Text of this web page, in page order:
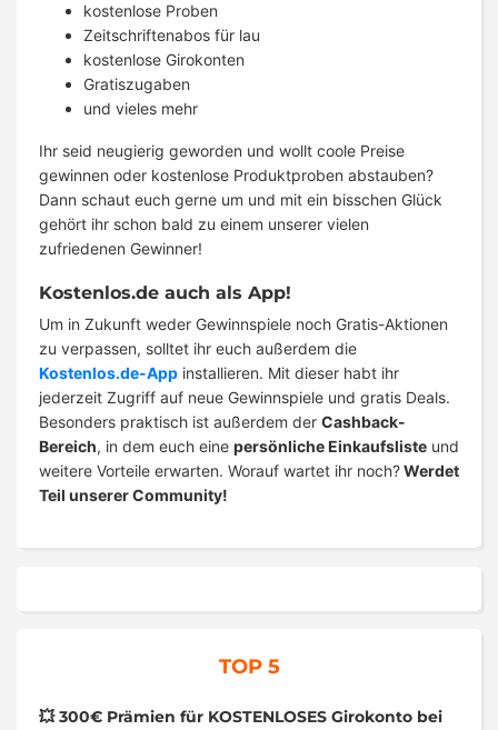
kostenlose Proben
Zeitschriftenabos für lau
kostenlose Girokonten
Gratiszugaben
und vieles mehr
Ihr seid neugierig geworden und wollt coole Preise
gewinnen oder kostenlose Produktproben abstauben?
Dann schaut euch gerne um und mit ein bisschen Glück
gehört ihr schon bald zu einem unserer vielen
zufriedenen Gewinner!
Kostenlos.de auch als App!
Um in Zukunft weder Gewinnspiele noch Gratis-Aktionen
zu verpassen, solltet ihr euch außerdem die
Kostenlos.de-App installieren. Mit dieser habt ihr
jederzeit Zugriff auf neue Gewinnspiele und gratis Deals.
Besonders praktisch ist außerdem der Cashback-
Bereich, in dem euch eine persönliche Einkaufsliste und
weitere Vorteile erwarten. Worauf wartet ihr noch?Werdet
Teil unserer Community!
TOP 5
💥 300€ Prämien für KOSTENLOSES Girokonto bei